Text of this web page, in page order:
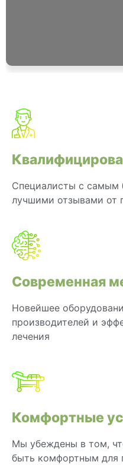
Специалисты с самым
лучшими отзывами от
Современная
Новейшее
производителей и
лечения
Комфортные
Мы убеждены в том,
быть комфортным для